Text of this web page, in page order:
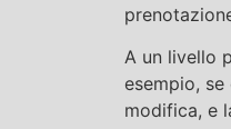
A un livello
esempio,
modifica, e